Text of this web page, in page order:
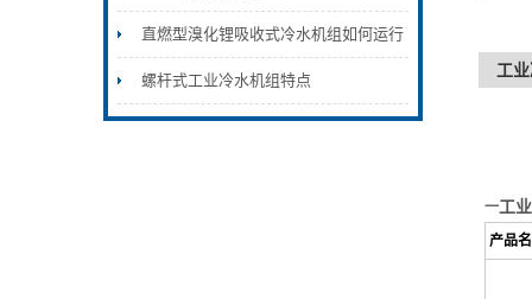
直燃型溴化锂吸收式冷水机组如何运行
螺杆式工业冷水机组特点
工
一工
产品